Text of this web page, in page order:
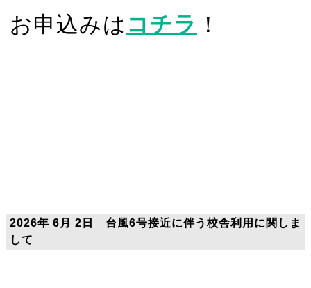
お申込みは コチラ ！
2026年 6月 2日 台風6号接近に伴う校舎利用に関しま
して